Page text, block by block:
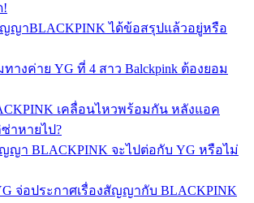
!
ญาBLACKPINK ได้ข้อสรุปแล้วอยู่หรือ
างค่าย YG ที่ 4 สาว Balckpink ต้องยอม
เคลื่อนไหวพร้อมกัน หลังแอค
าหายไป?
ญา BLACKPINK จะไปต่อกับ YG หรือไม่
จ่อประกาศเรื่องสัญญากับ BLACKPINK